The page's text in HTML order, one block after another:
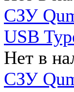
СЗУ
USB
Нет в
СЗУ